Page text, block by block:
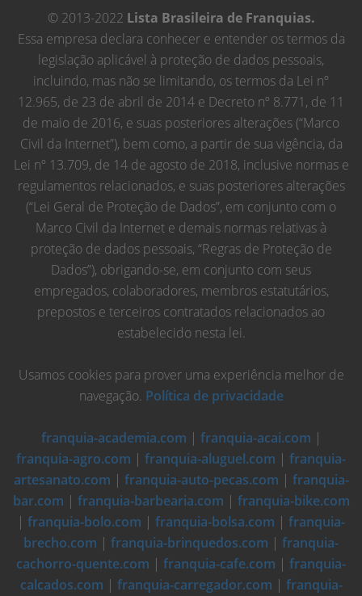
© 2013-2022 Lista Brasileira de Franquias.
Essa empresa declara conhecer e entender os termos da
legislação aplicável à proteção de dados pessoais,
incluindo, mas não se limitando, os termos da Lei nº
12.965, de 23 de abril de 2014 e Decreto nº 8.771, de 11
de maio de 2016, e suas posteriores alterações (“Marco
Civil da Internet”), bem como, a partir de sua vigência, da
Lei nº 13.709, de 14 de agosto de 2018, inclusive normas e
regulamentos relacionados, e suas posteriores alterações
(“Lei Geral de Proteção de Dados”, em conjunto com o
Marco Civil da Internet e demais normas relativas à
proteção de dados pessoais, “Regras de Proteção de
Dados”), obrigando-se, em conjunto com seus
empregados, colaboradores, membros estatutários,
prepostos e terceiros contratados relacionados ao
estabelecido nesta lei.
Usamos cookies para prover uma experiência melhor de
navegação. Política de privacidade
franquia-academia.com | franquia-acai.com |
franquia-agro.com | franquia-aluguel.com | franquia-
artesanato.com | franquia-auto-pecas.com | franquia-
bar.com | franquia-barbearia.com | franquia-bike.com
| franquia-bolo.com | franquia-bolsa.com | franquia-
brecho.com | franquia-brinquedos.com | franquia-
cachorro-quente.com | franquia-cafe.com | franquia-
calcados.com | franquia-carregador.com | franquia-